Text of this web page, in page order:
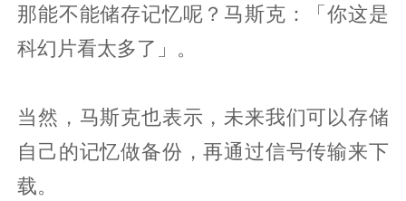
那能不能储存记忆呢？马斯克：「你这是
科幻片看太多了」。
当然，马斯克也表示，未来我们可以存储
自己的记忆做备份，再通过信号传输来下
载。